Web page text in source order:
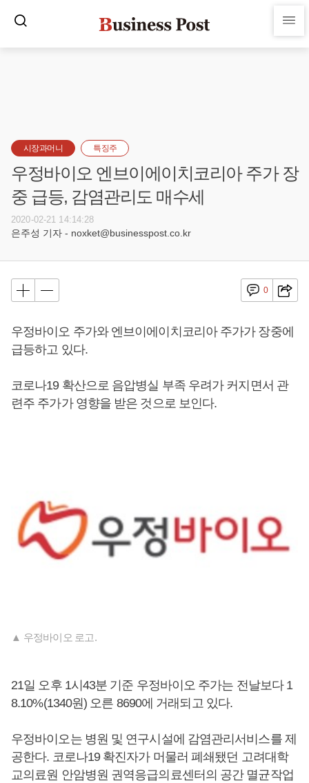
시장과머니 특징주
우정바이오 엔브이에이치코리아 주가 장
중 급등, 감염관리도 매수세
2020-02-21 14:14:28
은주성 기자 - noxket@businesspost.co.kr
0
우정바이오 주가와 엔브이에이치코리아 주가가 장중에
급등하고 있다.
코로나19 확산으로 음압병실 부족 우려가 커지면서 관
련주 주가가 영향을 받은 것으로 보인다.
▲ 우정바이오 로고.
21일 오후 1시43분 기준 우정바이오 주가는 전날보다 1
8.10%(1340원) 오른 8690에 거래되고 있다.
우정바이오는 병원 및 연구시설에 감염관리서비스를 제
공한다. 코로나19 확진자가 머물러 폐쇄됐던 고려대학
교의료원 안암병원 권역응급의료센터의 공간 멸균작업